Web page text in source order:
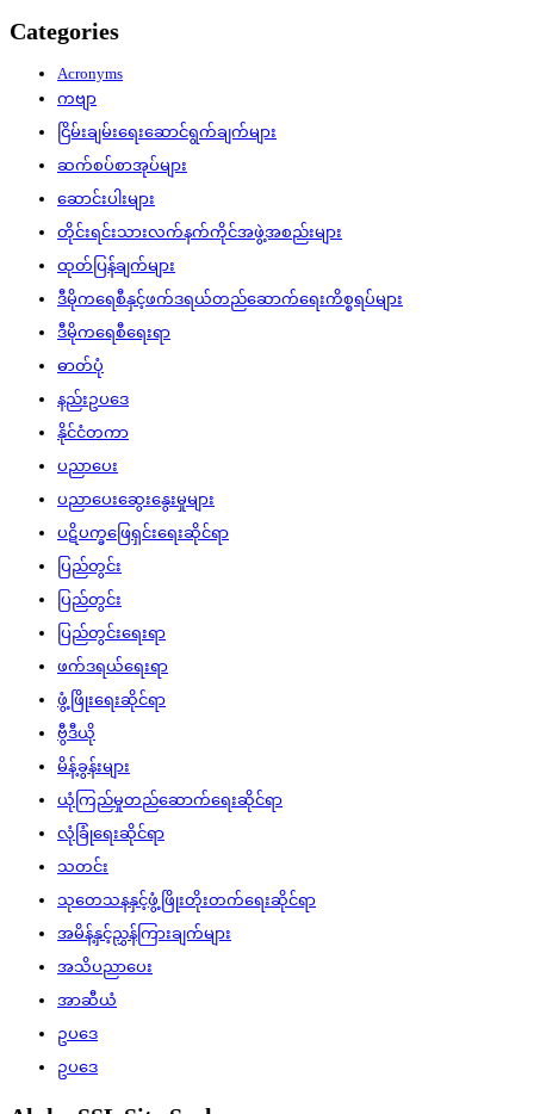
Categories
Acronyms
ကဗျာ
ငြိမ်းချမ်းရေးဆောင်ရွက်ချက်များ
ဆက်စပ်စာအုပ်များ
ဆောင်းပါးများ
တိုင်းရင်းသားလက်နက်ကိုင်အဖွဲ့အစည်းများ
ထုတ်ပြန်ချက်များ
ဒီမိုကရေစီနှင့်ဖက်ဒရယ်တည်ဆောက်‌ရေးကိစ္စရပ်များ
ဒီမိုကရေစီရေးရာ
ဓာတ်ပုံ
နည်းဥပဒေ
နိုင်ငံတကာ
ပညာပေး
ပညာပေးဆွေးနွေးမှုများ
ပဋိပက္ခဖြေရှင်းရေးဆိုင်ရာ
ပြည်တွင်း
ပြည်တွင်း
ပြည်တွင်းရေးရာ
ဖက်ဒရယ်ရေးရာ
ဖွံ့ဖြိုးရေးဆိုင်ရာ
ဗွီဒီယို
မိန့်ခွန်းများ
ယုံကြည်မှုတည်ဆောက်ရေးဆိုင်ရာ
လုံခြုံရေးဆိုင်ရာ
သတင်း
သုတေသနနှင့်ဖွံ့ဖြိုးတိုးတက်ရေးဆိုင်ရာ
အမိန့်နှင့်ညွှန်ကြားချက်များ
အသိပညာပေး
အာဆီယံ
ဥပဒေ
ဥပဒေ